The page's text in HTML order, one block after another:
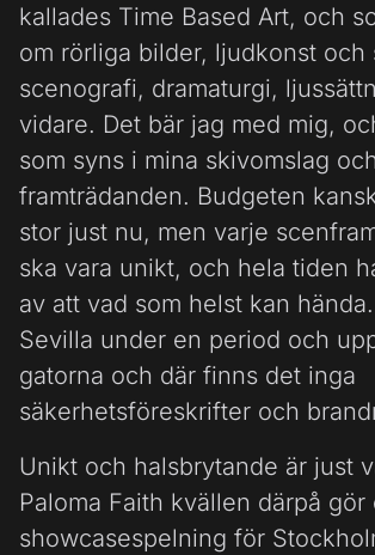
kallades Time Based Art, och
om rörliga bilder, ljudkonst och
scenografi, dramaturgi,
vidare. Det bär jag med mig,
som syns i mina skivomslag
framträdanden. Budgeten
stor just nu, men varje
ska vara unikt, och hela tiden
av att vad som helst kan
Sevilla under en period och
gatorna och där finns det inga
säkerhetsföreskrifter och
Unikt och halsbrytande är just
Paloma Faith kvällen därpå gör
showcasespelning för